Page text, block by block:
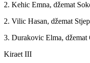
2. Kehic Emna, džemat
2. Vilic Hasan, džemat
3. Durakovic Elma, džemat
Kiraet III